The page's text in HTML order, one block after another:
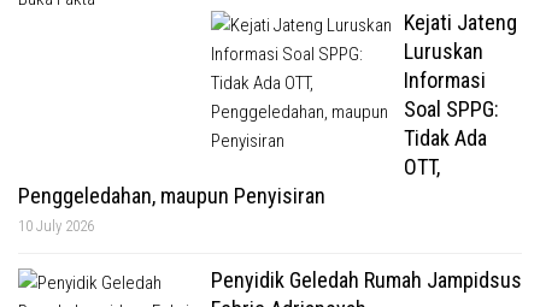
Kejati Jateng
Luruskan
Informasi
Soal SPPG:
Tidak Ada
OTT,
Penggeledahan, maupun Penyisiran
10 July 2026
Penyidik Geledah Rumah Jampidsus